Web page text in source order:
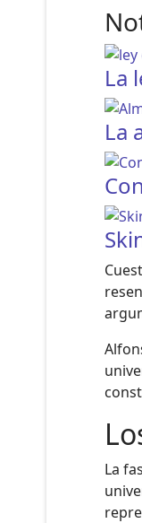
La
La
La